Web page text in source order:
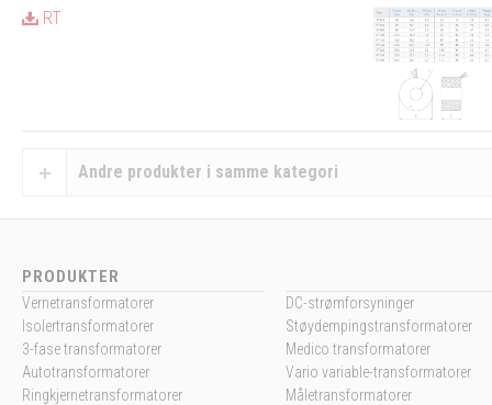
RT
Andre produkter i samme kategori
PRODUKTER
Vernetransformatorer
Isolertransformatorer
3-fase transformatorer
Autotransformatorer
Ringkjernetransformatorer
DC-strømforsyninger
Støydempingstransformatorer
Medico transformatorer
Vario variable-transformatorer
Måletransformatorer